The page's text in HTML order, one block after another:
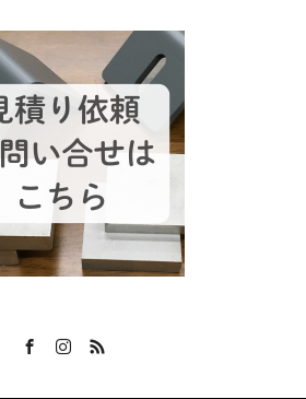
FacebookInstagram